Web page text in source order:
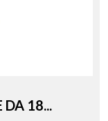
DA 18...